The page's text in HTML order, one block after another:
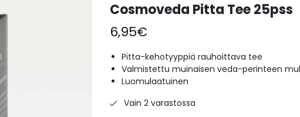
Cosmoveda Pitta Tee 25pss
6,95€
Pitta-kehotyyppiä rauhoittava tee
Valmistettu muinaisen veda-perinteen
Luomulaatuinen
Vain 2 varastossa